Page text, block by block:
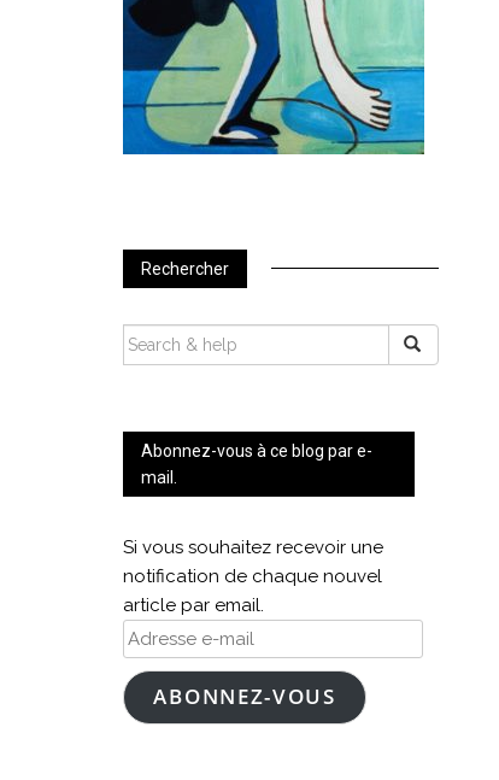
Rechercher
SEARCH
FOR:
Abonnez-vous à ce blog par e-
mail.
Si vous souhaitez recevoir une
notification de chaque nouvel
article par email.
Adresse
e-
mailABONNEZ-VOUS